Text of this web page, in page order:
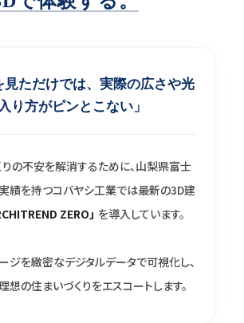
見ただけでは、実際の広さや光
り方がピンとこない」
の不安を解消するために、山梨県富士
績を持つコバヤシ工業では最新の3D建
ZERO」 を導入しています。
ジを緻密なデジタルデータで可視化し、
想の住まいづくりをエスコートします。